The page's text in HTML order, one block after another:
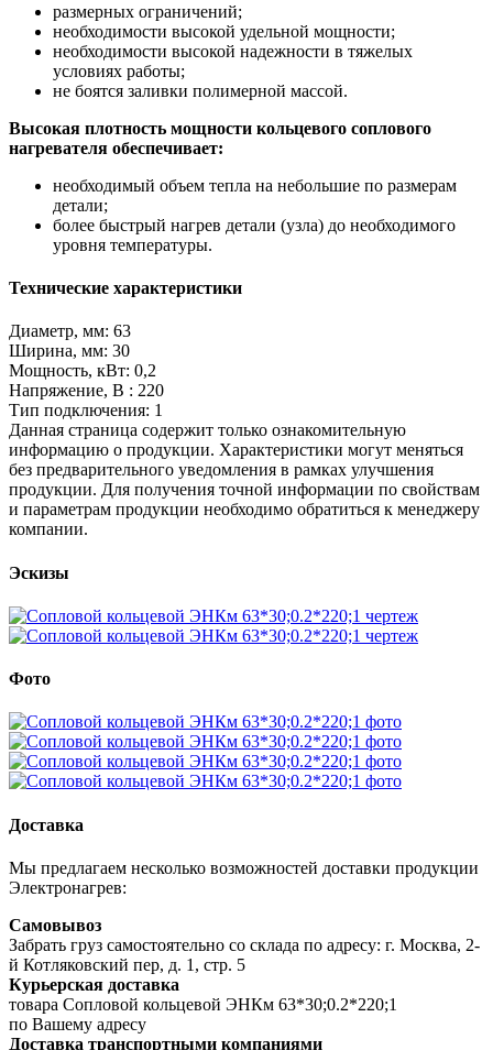
размерных ограничений;
необходимости высокой удельной мощности;
необходимости высокой надежности в тяжелых
условиях работы;
не боятся заливки полимерной массой.
Высокая плотность мощности кольцевого соплового
нагревателя обеспечивает:
необходимый объем тепла на небольшие по размерам
детали;
более быстрый нагрев детали (узла) до необходимого
уровня температуры.
Технические характеристики
Диаметр, мм: 63
Ширина, мм: 30
Мощность, кВт: 0,2
Напряжение, В : 220
Тип подключения: 1
Данная страница содержит только ознакомительную
информацию о продукции. Характеристики могут меняться
без предварительного уведомления в рамках улучшения
продукции. Для получения точной информации по свойствам
и параметрам продукции необходимо обратиться к менеджеру
компании.
Эскизы
Фото
Доставка
Мы предлагаем несколько возможностей доставки продукции
Электронагрев:
Самовывоз
Забрать груз самостоятельно со склада по адресу: г. Москва, 2-
й Котляковский пер, д. 1, стр. 5
Курьерская доставка
товара Сопловой кольцевой ЭНКм 63*30;0.2*220;1
по Вашему адресу
Доставка транспортными компаниями